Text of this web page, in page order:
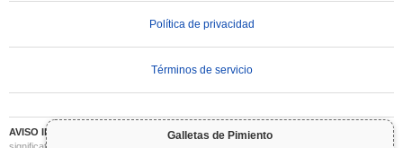
Galletas de Pimiento
Política de privacidad
Términos de servicio
AVISO IMPORTANTE:
Las criptomonedas son altamente volátiles e implican un riesgo
significativo. Puede perder parte o la totalidad de su inversión. Toda la información en